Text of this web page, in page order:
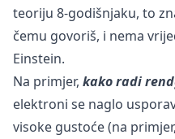
teoriju 8-godišnjaku, to
čemu govoriš, i nema
Einstein.
Na primjer, kako radi
elektroni se naglo
visoke gustoće (na